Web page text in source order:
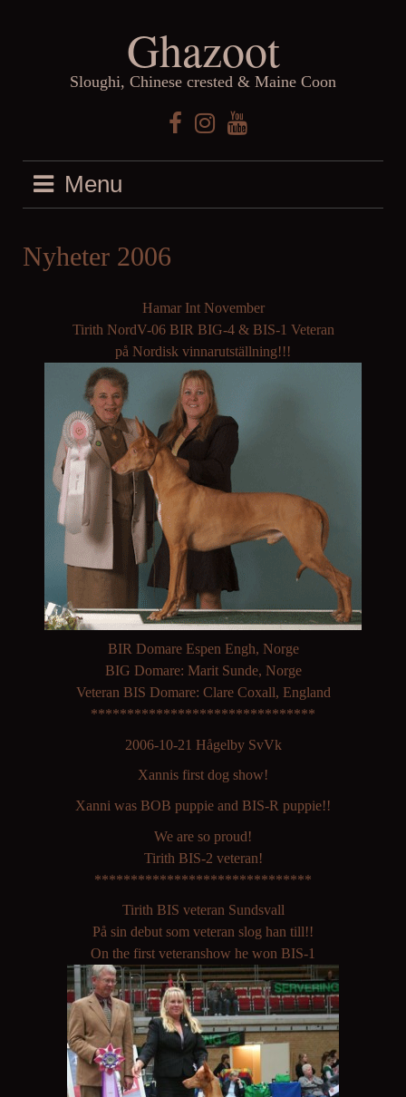
Ghazoot
Sloughi, Chinese crested & Maine Coon
FacebookInstagramYouTube
Menu
Nyheter 2006
Hamar Int November
Tirith NordV-06 BIR BIG-4 & BIS-1 Veteran
på Nordisk vinnarutställning!!!
BIR Domare Espen Engh, Norge
BIG Domare: Marit Sunde, Norge
Veteran BIS Domare: Clare Coxall, England
*******************************
2006-10-21 Hågelby SvVk
Xannis first dog show!
Xanni was BOB puppie and BIS-R puppie!!
We are so proud!
Tirith BIS-2 veteran!
******************************
Tirith BIS veteran Sundsvall
På sin debut som veteran slog han till!!
On the first veteranshow he won BIS-1